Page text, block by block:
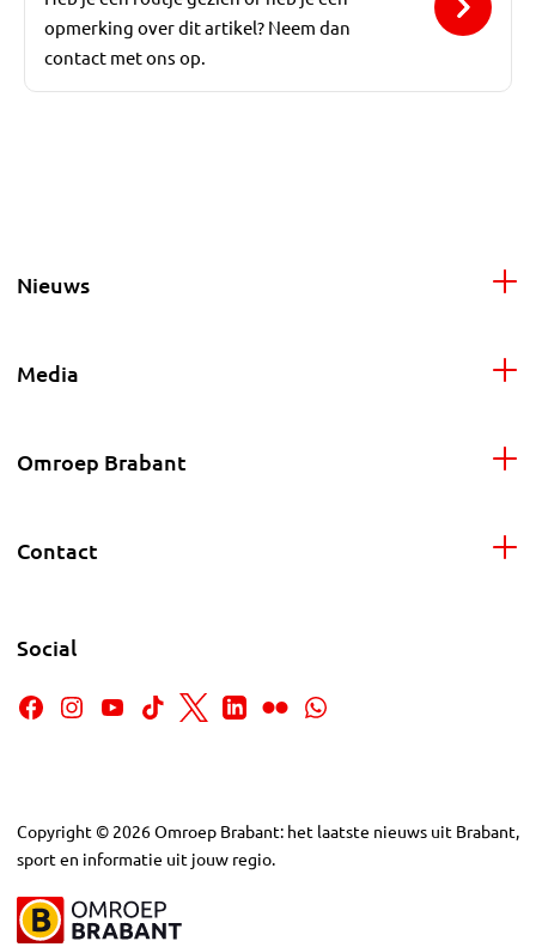
opmerking over dit artikel? Neem dan
contact met ons op.
Nieuws
Media
Omroep Brabant
Contact
Social
Copyright © 2026Omroep Brabant: het laatste nieuws uit Brabant,
sport en informatie uit jouw regio.